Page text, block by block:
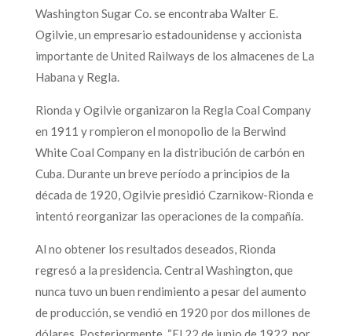
Washington Sugar Co. se encontraba Walter E.
Ogilvie, un empresario estadounidense y accionista
importante de United Railways de los almacenes de La
Habana y Regla.
Rionda y Ogilvie organizaron la Regla Coal Company
en 1911 y rompieron el monopolio de la Berwind
White Coal Company en la distribución de carbón en
Cuba. Durante un breve período a principios de la
década de 1920, Ogilvie presidió Czarnikow-Rionda e
intentó reorganizar las operaciones de la compañía.
Al no obtener los resultados deseados, Rionda
regresó a la presidencia. Central Washington, que
nunca tuvo un buen rendimiento a pesar del aumento
de producción, se vendió en 1920 por dos millones de